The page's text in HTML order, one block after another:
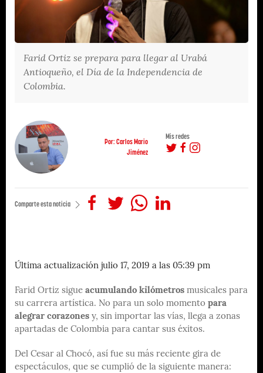
Farid Ortiz se prepara para llegar al Urabá
Antioqueño, el Día de la Independencia de
Colombia.
Por: Carlos Mario
Jiménez
Mis redes
Comparte esta noticia
Última actualización julio 17, 2019 a las 05:39 pm
Farid Ortiz sigue acumulando kilómetros musicales para
su carrera artística. No para un solo momento para
alegrar corazones y, sin importar las vías, llega a zonas
apartadas de Colombia para cantar sus éxitos.
Del Cesar al Chocó, así fue su más reciente gira de
espectáculos, que se cumplió de la siguiente manera: